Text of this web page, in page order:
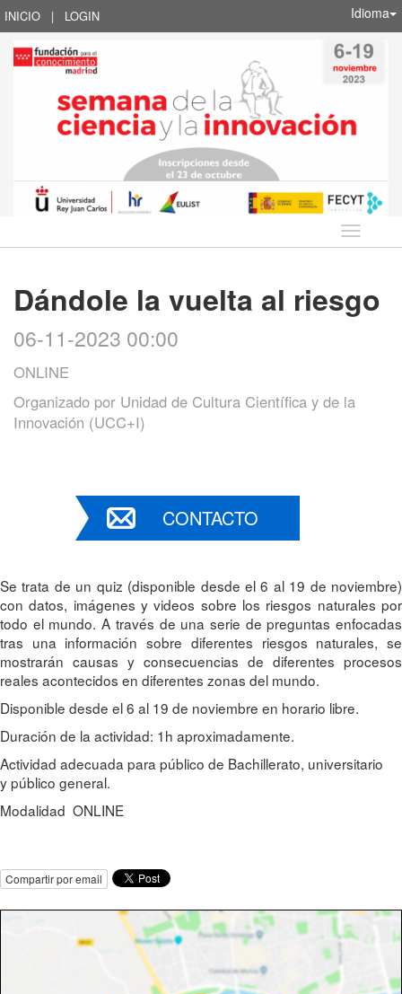
INICIO | LOGIN Idioma
Idioma
Dándole la vuelta al riesgo
06-11-2023 00:00
ONLINE
Organizado por Unidad de Cultura Científica y de la
Innovación (UCC+I)
CONTACTO
Se trata de un quiz (disponible desde el 6 al 19 de noviembre)
con datos, imágenes y videos sobre los riesgos naturales por
todo el mundo. A través de una serie de preguntas enfocadas
tras una información sobre diferentes riesgos naturales, se
mostrarán causas y consecuencias de diferentes procesos
reales acontecidos en diferentes zonas del mundo.
Disponible desde el 6 al 19 de noviembre en horario libre.
Duración de la actividad: 1h aproximadamente.
Actividad adecuada para público de Bachillerato, universitario
y público general.
Modalidad ONLINE
Compartir por email